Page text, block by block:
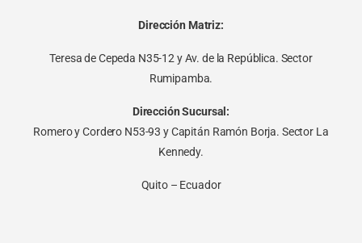
Dirección Matriz:
Teresa de Cepeda N35-12 y Av. de la República. Sector
Rumipamba.
Dirección Sucursal:
Romero y Cordero N53-93 y Capitán Ramón Borja. Sector La
Kennedy.
Quito – Ecuador